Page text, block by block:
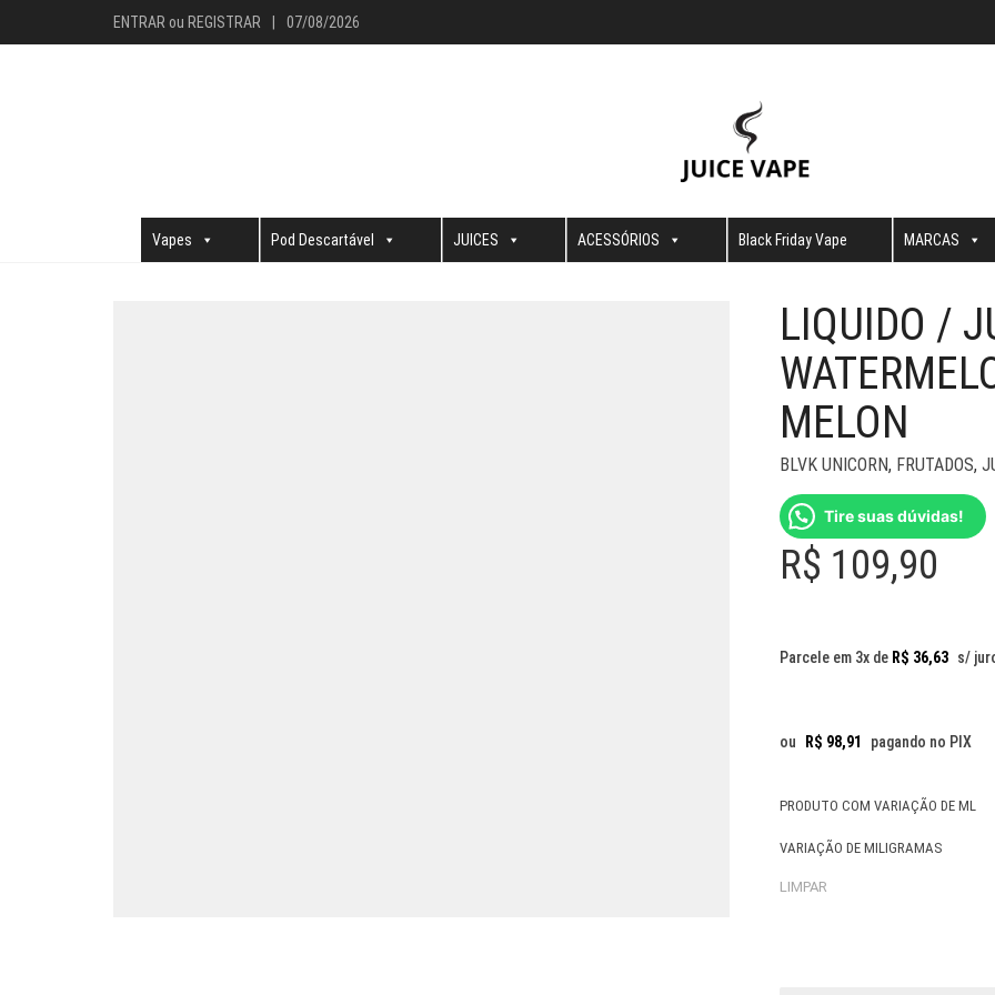
ENTRAR ou REGISTRAR 07/08/2026
Vapes Pod Descartável JUICES ACESSÓRIOS Black Friday Vape MARCAS
LIQUIDO /
MELON
BLVK UNICORN, FRUTADOS,
Tire suas dúvidas!
R$ 109,90
Parcele em 3x de R$ 36,63 s/
ou R$ 98,91 pagando no PIX
PRODUTO COM VARIAÇÃO DE ML
VARIAÇÃO DE MILIGRAMAS
LIMPAR